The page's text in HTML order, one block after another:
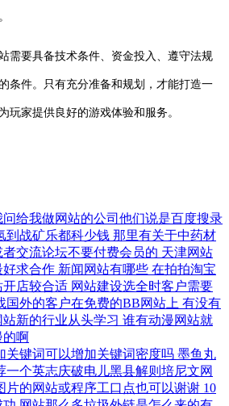
需要具备技术条件、资金投入、遵守法规
条件。只有充分准备和规划，才能打造一
玩家提供良好的游戏体验和服务。
给我做网站的公司他们说是百度搜录
到战矿乐都科少钱 那里有关于中药材
交流论坛不要付费会员的 天津网站
好求合作 新闻网站有哪些 在拍拍淘宝
店较合适 网站建设选全时客户需要
国外的客户在免费的BB网站上 有没有
新的行业从头学习 谁有动漫网站就
的啊
关键词可以增加关键词密度吗 墨鱼丸
一个英志庆破电儿黑县解则培尼文网
片的网站或程序工口点也可以谢谢 10